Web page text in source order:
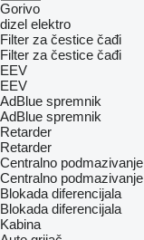
Gorivo
dizel elektro
Filter za čestice čađi
Filter za čestice čađi
EEV
EEV
AdBlue spremnik
AdBlue spremnik
Retarder
Retarder
Centralno podmazivanje
Centralno podmazivanje
Blokada diferencijala
Blokada diferencijala
Kabina